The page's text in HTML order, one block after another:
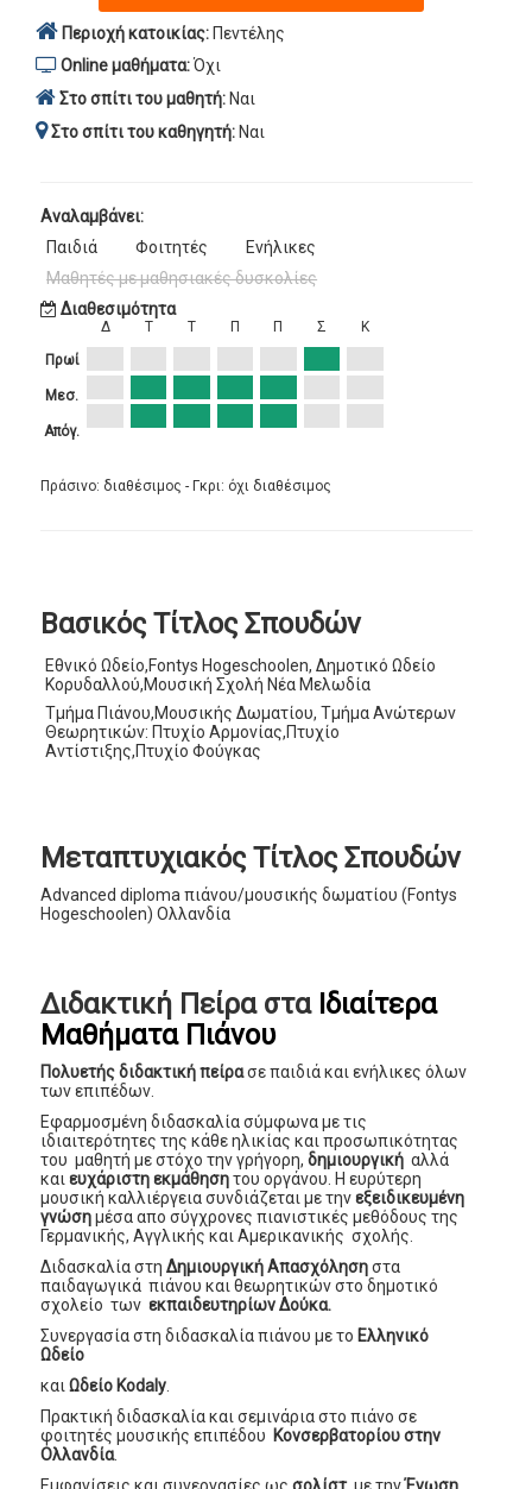
Περιοχή κατοικίας: Πεντέλης
Online μαθήματα:Όχι
Στο σπίτι του μαθητή: Ναι
Στο σπίτι του καθηγητή: Ναι
Αναλαμβάνει:
Παιδιά
Φοιτητές
Ενήλικες
Μαθητές με μαθησιακές δυσκολίες
Διαθεσιμότητα
Πρωί
Μεσ.
Απόγ.
Δ Τ Τ Π Π Σ Κ
Πράσινο: διαθέσιμος - Γκρι: όχι διαθέσιμος
Βασικός Τίτλος Σπουδών
Εθνικό Ωδείο,Fontys Hogeschoolen, Δημοτικό Ωδείο
Κορυδαλλού,Μουσική Σχολή Νέα Μελωδία
Τμήμα Πιάνου,Μουσικής Δωματίου, Τμήμα Ανώτερων
Θεωρητικών: Πτυχίο Αρμονίας,Πτυχίο
Αντίστιξης,Πτυχίο Φούγκας
Μεταπτυχιακός Τίτλος Σπουδών
Advanced diploma πιάνου/μουσικής δωματίου (Fontys
Hogeschoolen) Ολλανδία
Διδακτική Πείρα στα Ιδιαίτερα
Μαθήματα Πιάνου
Πολυετής διδακτική πείρασε παιδιά και ενήλικες όλων
των επιπέδων.
Εφαρμοσμένη διδασκαλία σύμφωνα με τις
ιδιαιτερότητες της κάθε ηλικίας και προσωπικότητας
του μαθητή με στόχο την γρήγορη,δημιουργική αλλά
καιευχάριστη εκμάθησητου οργάνου. Η ευρύτερη
μουσική καλλιέργεια συνδιάζεται με τηνεξειδικευμένη
γνώσημέσα απο σύγχρονες πιανιστικές μεθόδους της
Γερμανικής, Αγγλικής και Αμερικανικής σχολής.
Διδασκαλία στηΔημιουργική Απασχόλησηστα
παιδαγωγικά πιάνου και θεωρητικών στο δημοτικό
σχολείο τωνεκπαιδευτηρίων Δούκα.
Συνεργασία στη διδασκαλία πιάνου με το Ελληνικό
Ωδείο
καιΩδείο Kodaly
Πρακτική διδασκαλία και σεμινάρια στο πιάνο σε
φοιτητές μουσικής επιπέδου Κονσερβατορίου στην
Ολλανδία.